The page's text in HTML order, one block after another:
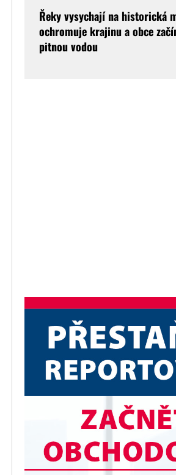
Řeky vysychají na historická
ochromuje krajinu a obce
pitnou vodou